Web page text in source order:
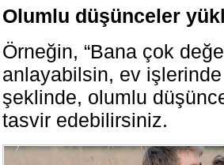
Olumlu düşünceler
Örneğin, “Bana çok
anlayabilsin, ev işlerinde
şeklinde, olumlu
tasvir edebilirsiniz.